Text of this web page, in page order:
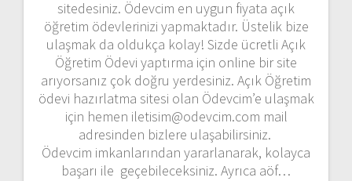
sitedesiniz. Ödevcim en uygun fiyata açık
öğretim ödevlerinizi yapmaktadır. Üstelik bize
ulaşmak da oldukça kolay! Sizde ücretli Açık
Öğretim Ödevi yaptırma için online bir site
arıyorsanız çok doğru yerdesiniz. Açık Öğretim
ödevi hazırlatma sitesi olan Ödevcim’e ulaşmak
için hemen iletisim@odevcim.com mail
adresinden bizlere ulaşabilirsiniz.
Ödevcim imkanlarından yararlanarak, kolayca
başarı ile geçebileceksiniz. Ayrıca aöf…